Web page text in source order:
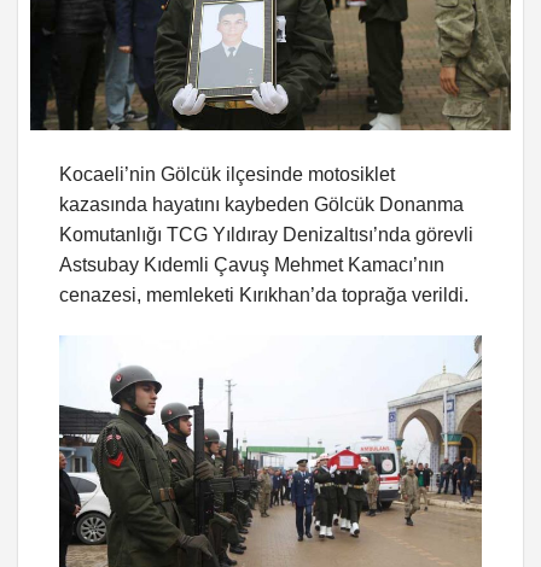
Kocaeli’nin Gölcük ilçesinde motosiklet
kazasında hayatını kaybeden Gölcük Donanma
Komutanlığı TCG Yıldıray Denizaltısı’nda görevli
Astsubay Kıdemli Çavuş Mehmet Kamacı’nın
cenazesi, memleketi Kırıkhan’da toprağa verildi.